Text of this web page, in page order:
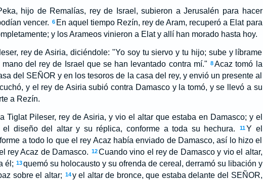
hijo de Remalías, rey de Israel, subieron a Jerusalén para hacer
vencer. 6 En aquel tiempo Rezín, rey de Aram, recuperó a Elat para
y los Arameos vinieron a Elat y allí han morado hasta hoy.
rey de Asiria, diciéndole: "Yo soy tu siervo y tu hijo; sube y líbrame
del rey de Israel que se han levantado contra mí." 8Acaz tomó la
del SEÑOR y en los tesoros de la casa del rey, y envió un presente al
y el rey de Asiria subió contra Damasco y la tomó, y se llevó a su
a Rezín.
Tiglat Pileser, rey de Asiria, y vio el altar que estaba en Damasco; y el
diseño del altar y su réplica, conforme a toda su hechura.
11Y el
a todo lo que el rey Acaz había enviado de Damasco, así lo hizo el
rey Acaz de Damasco. 12Cuando vino el rey de Damasco y vio el altar,
él; 13 quemó su holocausto y su ofrenda de cereal, derramó su libación y
sobre el altar; 14 y el altar de bronce, que estaba delante del SEÑOR,